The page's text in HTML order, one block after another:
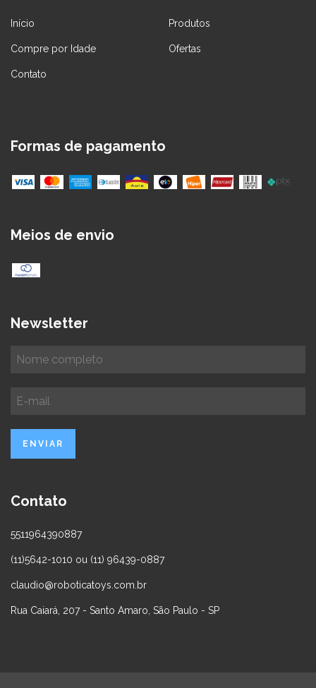
Início Produtos
Compre por Idade Ofertas
Contato
Formas de pagamento
Meios de envio
Newsletter
Contato
5511964390887
(11)5642-1010 ou (11) 96439-0887
claudio@roboticatoys.com.br
Rua Caiará, 207 - Santo Amaro, São Paulo - SP